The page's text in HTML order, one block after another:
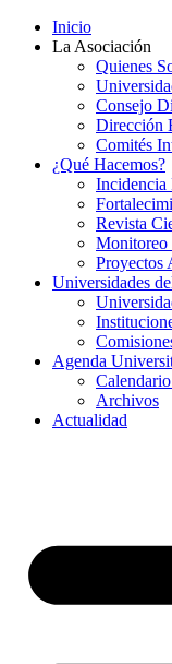
Inicio
La Asociación
Quienes
Consejo
Dirección
Comités
¿Qué Hacemos?
Incidencia
Revista
Monitoreo
Proyectos
Universidades
Agenda
Archivos
Actualidad